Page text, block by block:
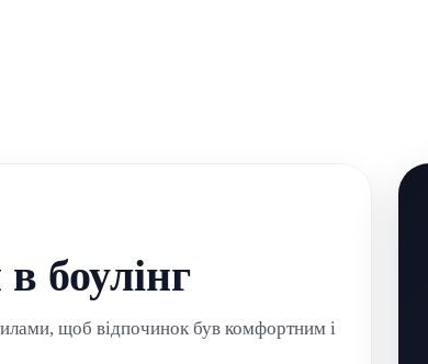
боулінг
щоб відпочинок був комфортним і